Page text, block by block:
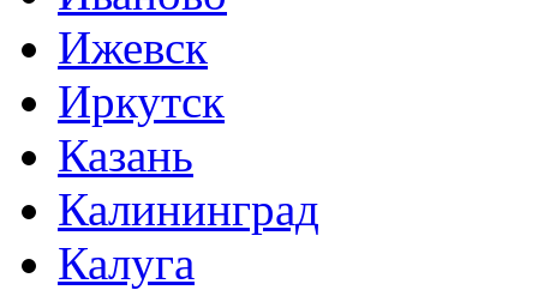
Ижевск
Иркутск
Казань
Калининград
Калуга